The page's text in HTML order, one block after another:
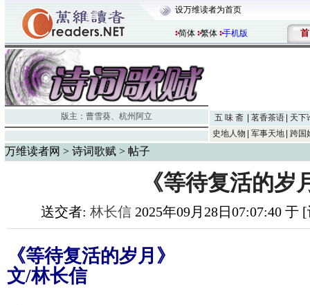
设万维读者为首页
简体 繁体 手机版 首
版主： 曹雪葵、 杭州阿立 五 味 斋 茗香茶语
天下
史地人物
军事天地 跨国
万维读者网 > 诗词歌赋 > 帖子
《等待复活的岁
送交者: 林长信 2025年09月28日07:07:40 于
《等待复活的岁月》
文/林长信